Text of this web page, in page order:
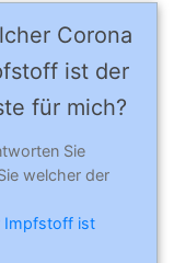
Corona
ist der
für mich?
Sie
welcher der
Impfstoff ist